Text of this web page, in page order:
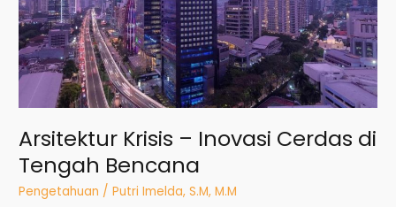
Arsitektur Krisis – Inovasi Cerdas di
Tengah Bencana
Pengetahuan /Putri Imelda, S.M, M.M
Bencana